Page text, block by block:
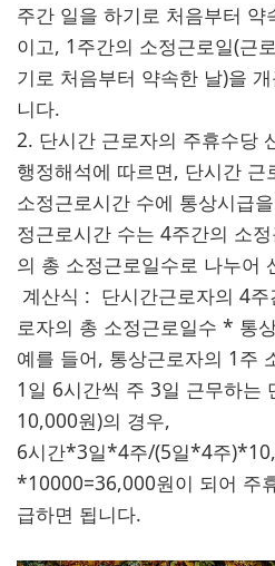
주간 일을 하기로 처음부터
이고, 1주간의 소정근로일(근
기로 처음부터 약속한 날)을
니다.
2. 단시간 근로자의 주휴수당
행정해석에 따르면, 단시간 근
소정근로시간 수에 통상시급
정근로시간 수는 4주간의 소
의 총 소정근로일수로 나누어
계산식 : 단시간근로자의 4
로자의 총 소정근로일수 * 통
예를 들어, 통상근로자의 1주
1일 6시간씩 주 3일 근무하는
10,000원)의 경우,
6시간*3일*4주/(5일*4주
*10000=36,000원이 되어 주
급하면 됩니다.